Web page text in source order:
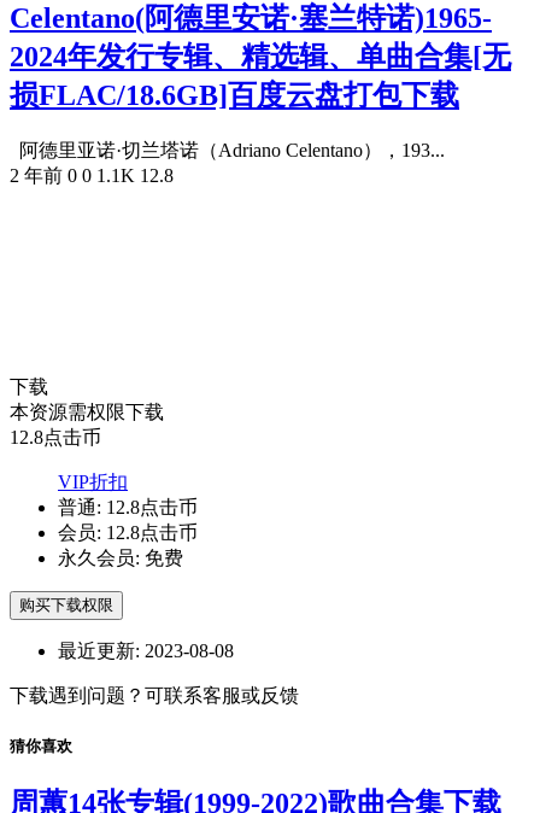
Celentano(阿德里安诺·塞兰特诺)1965-
2024年发行专辑、精选辑、单曲合集[无
损FLAC/18.6GB]百度云盘打包下载
阿德里亚诺·切兰塔诺（Adriano Celentano），193...
2 年前 0 0 1.1K 12.8
下载
本资源需权限下载
12.8点击币
VIP折扣
普通: 12.8点击币
会员: 12.8点击币
永久会员: 免费
购买下载权限
最近更新: 2023-08-08
下载遇到问题？可联系客服或反馈
猜你喜欢
周蕙14张专辑(1999-2022)歌曲合集下载